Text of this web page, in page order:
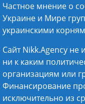
Частное мнение о
Украине и Мире
украинскими
Сайт Nikk.Agency не
ни к каким
организациям или
Финансирование
исключительно из